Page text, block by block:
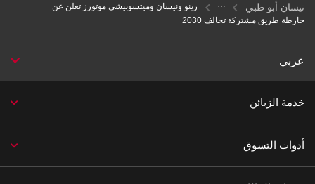
نيسان أبو ظبي
رينو ونيسان وميتسوبيشي موتورز تعلن عن
خارطة طريق مشتركة تحالف 2030
عربي
G
E
خدمة الزبائن
G
أدوات التسوق